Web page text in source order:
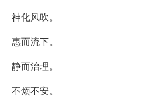
神化风吹。
惠而流下。
静而治理。
不烦不安。